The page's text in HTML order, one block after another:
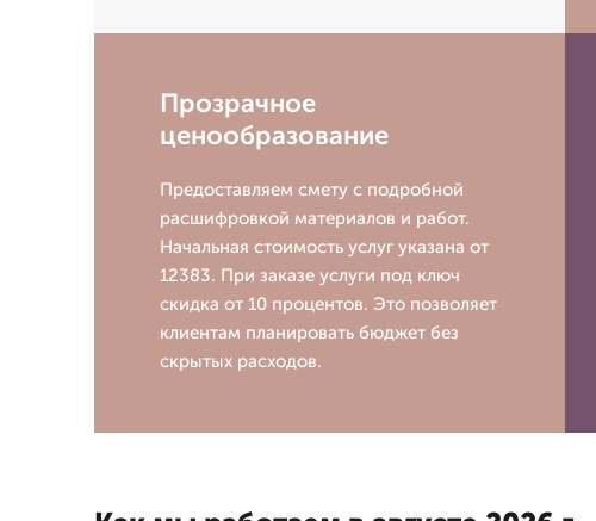
Прозрачное
ценообразование
Предоставляем смету с подробной
расшифровкой материалов и работ.
Начальная стоимость услуг указана от
12383. При заказе услуги под ключ
скидка от 10 процентов. Это позволяет
клиентам планировать бюджет без
скрытых расходов.